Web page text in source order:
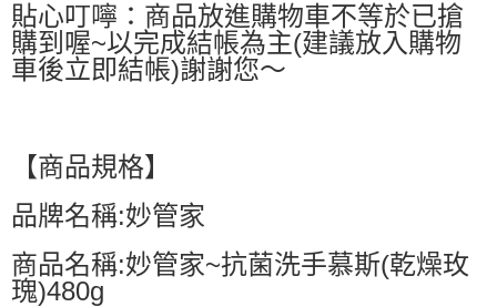
貼心叮嚀：商品放進購物車不等於已搶
購到喔~以完成結帳為主(建議放入購物
車後立即結帳)謝謝您～
【商品規格】
品牌名稱:妙管家
商品名稱:妙管家~抗菌洗手慕斯(乾燥玫
瑰)480g